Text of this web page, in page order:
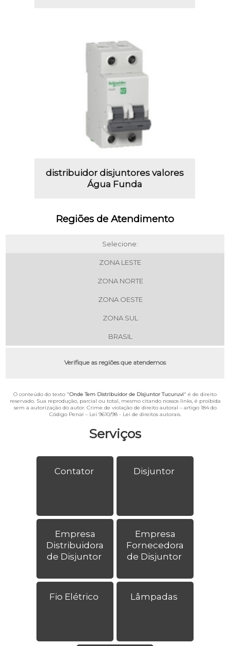
Serviços
Contator Disjuntor
Empresa
Distribuidora
de Disjuntor
Empresa
Fornecedora
de Disjuntor
Fio Elétrico Lâmpadas
distribuidor disjuntores valores
Água Funda
Regiões de Atendimento
Selecione:
ZONA LESTE
ZONA NORTE
ZONA OESTE
ZONA SUL
BRASIL
Verifique as regiões que atendemos
O conteúdo do texto "Onde Tem Distribuidor de Disjuntor Tucuruvi" é de direito
reservado. Sua reprodução, parcial ou total, mesmo citando nossos links, é proibida
sem a autorização do autor. Crime de violação de direito autoral – artigo 184 do
Código Penal – Lei 9610/98 - Lei de direitos autorais.